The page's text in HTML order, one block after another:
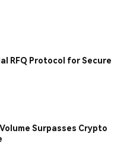
RFQ Protocol for Secure
Surpasses Crypto